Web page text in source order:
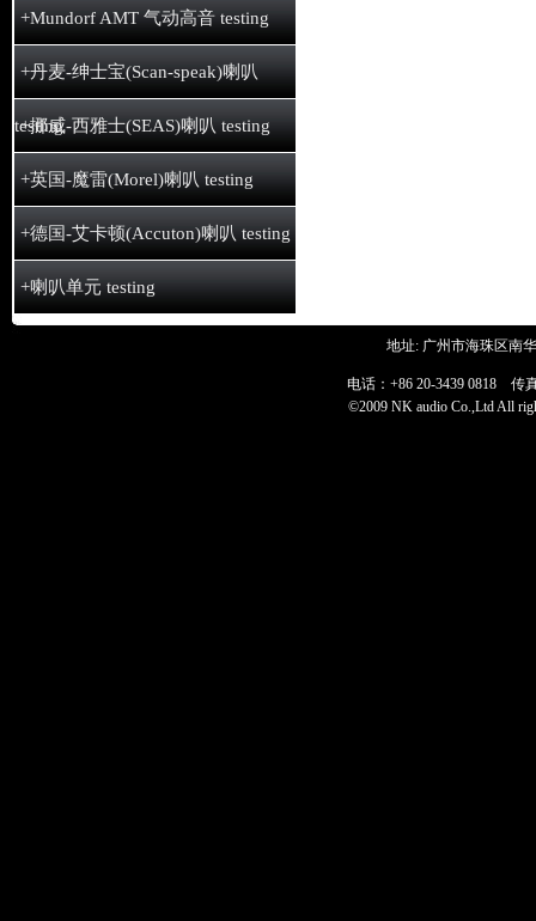
+Mundorf AMT 气动高音 testing
+丹麦-绅士宝(Scan-speak)喇叭
testing
+挪威-西雅士(SEAS)喇叭 testing
+英国-魔雷(Morel)喇叭 testing
+德国-艾卡顿(Accuton)喇叭 testing
+喇叭单元 testing
地址: 广州市海珠区南
电话：+86 20-3439 0818 传
©2009 NK audio Co.,Ltd All